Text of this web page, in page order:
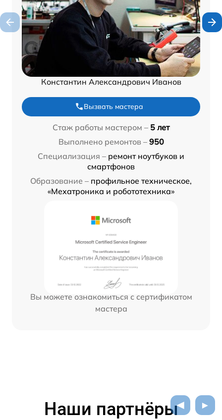
Константин Александрович Иванов
Вызвать мастера
Стаж работы мастером – 5 лет
Выполнено ремонтов – 950
Специализация – ремонт ноутбуков и
смартфонов
Образование – профильное техническое,
«Мехатроника и робототехника»
Вы можете ознакомиться с сертификатом
мастера
Наши партнёры